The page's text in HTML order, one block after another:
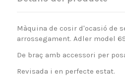
Màquina de cosir d'ocasió de
arrossegament. Adler model
De braç amb accessori per
Revisada i en perfecte estat.